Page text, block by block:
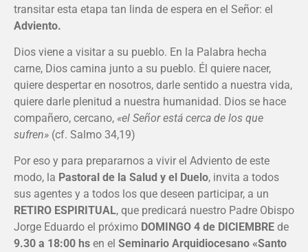
transitar esta etapa tan linda de espera en el Señor: el
Adviento.
Dios viene a visitar a su pueblo. En la Palabra hecha
carne, Dios camina junto a su pueblo. Él quiere nacer,
quiere despertar en nosotros, darle sentido a nuestra vida,
quiere darle plenitud a nuestra humanidad. Dios se hace
compañero, cercano, «el Señor está cerca de los que
sufren» (cf. Salmo 34,19)
Por eso y para prepararnos a vivir el Adviento de este
modo, la Pastoral de la Salud y el Duelo, invita a todos
sus agentes y a todos los que deseen participar, a un
RETIRO ESPIRITUAL, que predicará nuestro Padre Obispo
Jorge Eduardo el próximo DOMINGO 4 de DICIEMBRE de
9.30 a 18:00 hs en el Seminario Arquidiocesano «Santo